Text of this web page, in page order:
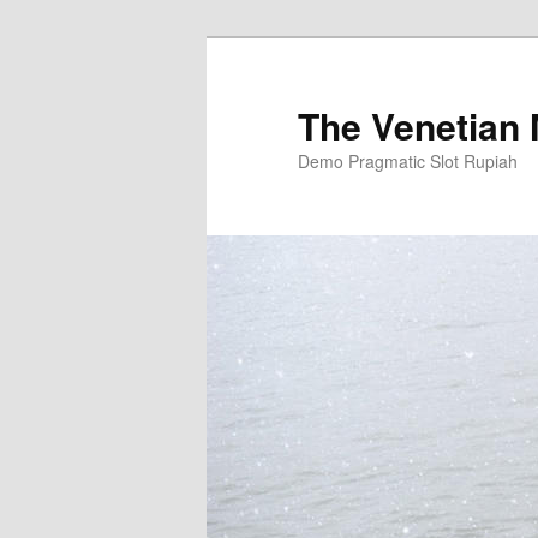
The Venetian
Demo Pragmatic Slot Rupiah